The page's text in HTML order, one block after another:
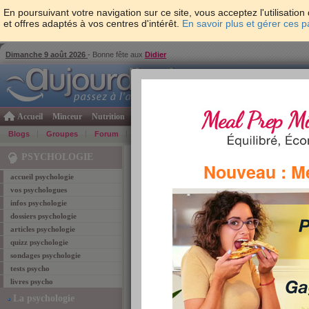
En poursuivant votre navigation sur ce site, vous acceptez
et offres adaptés à vos centres d'intérêt. En savoir plus et gérer ces
Dimanche 9 août 2026 - Bonne fête aux Didier
Accueil Minceur Nutrition Psycho & tests Forme & santé
Blogs Groupes Forum Bons Plans
PSYCHOLOGIE
accueil psychologie
vos psychologues
infos psychologie
dossiers psychologie
articles psychologie
quizz psychologie
sondages psychologie
tests psycho
livres psycho
La psychologie
Retrouvez ci-dessous les1article
Enfance
La plupart des gens qui
d'adulte se sont battus
conclusions de deux
Lire l'article
Nouveau :